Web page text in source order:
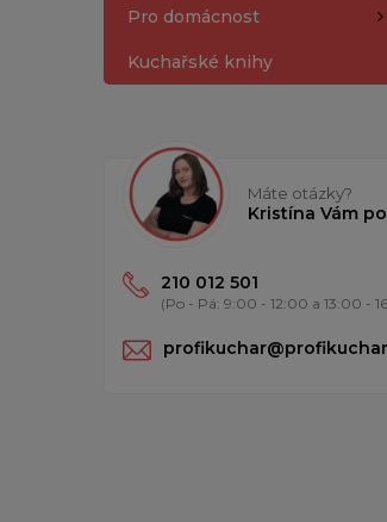
Pro domácnost
Kuchařské knihy
Máte otázky?
Kristína Vám
210 012 501
(Po - Pá: 9:00 - 12:00 a 13:00 -